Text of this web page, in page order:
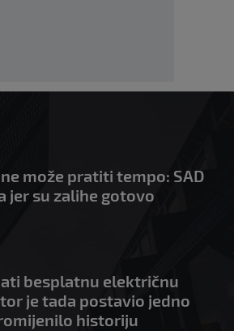
može pratiti tempo: SAD
jer su zalihe gotovo
besplatnu električnu
je tada postavio jedno
historiju